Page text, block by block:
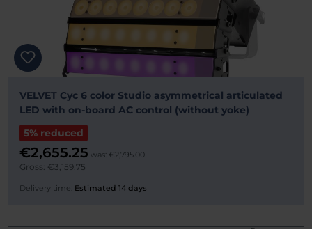
VELVET Cyc 6 color Studio asymmetrical articulated
LED with on-board AC control (without yoke)
5% reduced
€2,655.25 was: €2,795.00
Gross: €3,159.75
Delivery time: Estimated 14 days